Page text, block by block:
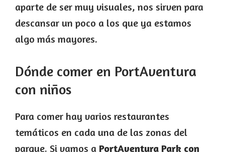
aparte de ser muy visuales, nos sirven para
descansar un poco a los que ya estamos
algo más mayores.
Dónde comer en PortAventura
con niños
Para comer hay varios restaurantes
temáticos en cada una de las zonas del
parque. Si vamos a PortAventura Park con